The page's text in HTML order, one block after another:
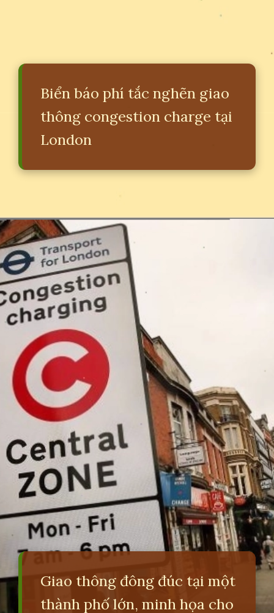
Biển báo phí tắc nghẽn giao
thông congestion charge tại
London
Đang mởhttps://erci.edu.vn/congestion-charge-la-gi
Giao thông đông đúc tại một
thành phố lớn, minh họa cho